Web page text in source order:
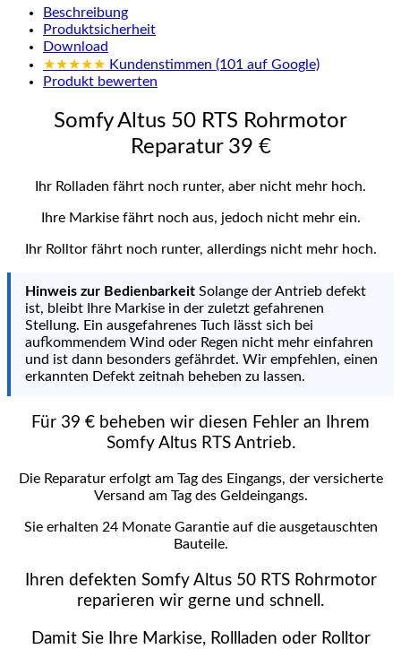
Beschreibung
Produktsicherheit
Download
★★★★★ Kundenstimmen (101 auf Google)
Produkt bewerten
Somfy Altus 50 RTS Rohrmotor
Reparatur 39 €
Ihr Rolladen fährt noch runter, aber nicht mehr hoch.
Ihre Markise fährt noch aus, jedoch nicht mehr ein.
Ihr Rolltor fährt noch runter, allerdings nicht mehr hoch.
Hinweis zur Bedienbarkeit Solange der Antrieb defekt
ist, bleibt Ihre Markise in der zuletzt gefahrenen
Stellung. Ein ausgefahrenes Tuch lässt sich bei
aufkommendem Wind oder Regen nicht mehr einfahren
und ist dann besonders gefährdet. Wir empfehlen, einen
erkannten Defekt zeitnah beheben zu lassen.
Für 39 € beheben wir diesen Fehler an Ihrem
Somfy Altus RTS Antrieb.
Die Reparatur erfolgt am Tag des Eingangs, der versicherte
Versand am Tag des Geldeingangs.
Sie erhalten 24 Monate Garantie auf die ausgetauschten
Bauteile.
Ihren defekten Somfy Altus 50 RTS Rohrmotor
reparieren wir gerne und schnell.
Damit Sie Ihre Markise, Rollladen oder Rolltor